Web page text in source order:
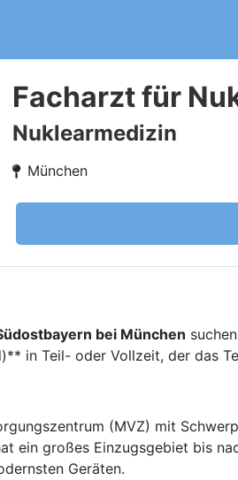
Facharzt für
Nuklearmedizin
München
bei München
in Teil- oder Vollzeit, der das
(MVZ) mit
ein großes Einzugsgebiet bis
Geräten.